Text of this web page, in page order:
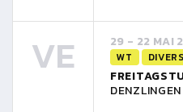
VE 29 - 22 MAI
WT DIVERS
DENZLINGEN